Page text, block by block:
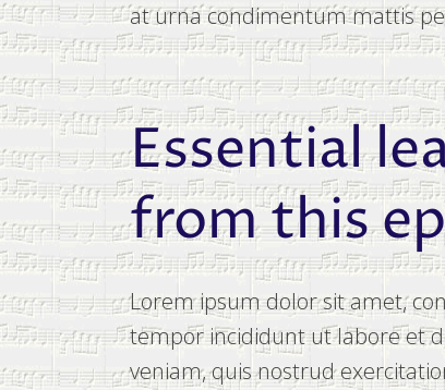
at urna condimentum mattis
Essential
from this
Lorem ipsum dolor sit amet,
tempor incididunt ut labore et
veniam, quis nostrud